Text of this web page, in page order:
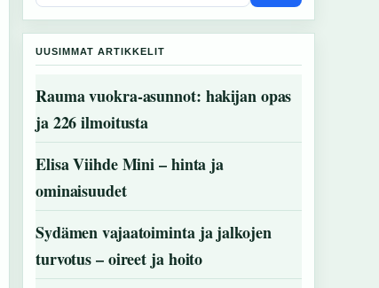
UUSIMMAT ARTIKKELIT
Rauma vuokra-asunnot: hakijan opas
ja 226 ilmoitusta
Elisa Viihde Mini – hinta ja
ominaisuudet
Sydämen vajaatoiminta ja jalkojen
turvotus – oireet ja hoito